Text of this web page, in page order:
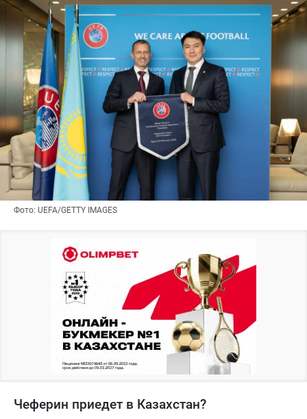
Фото: UEFA/GETTY IMAGES
Чеферин приедет в Казахстан?